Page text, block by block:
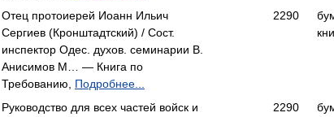
Отец протоиерей Иоанн Ильич
Сергиев (Кронштадтский) / Сост.
инспектор Одес. духов. семинарии В.
Анисимов M… — Книга по
Требованию, Подробнее...
2290
Руководство для всех частей войск и
2290